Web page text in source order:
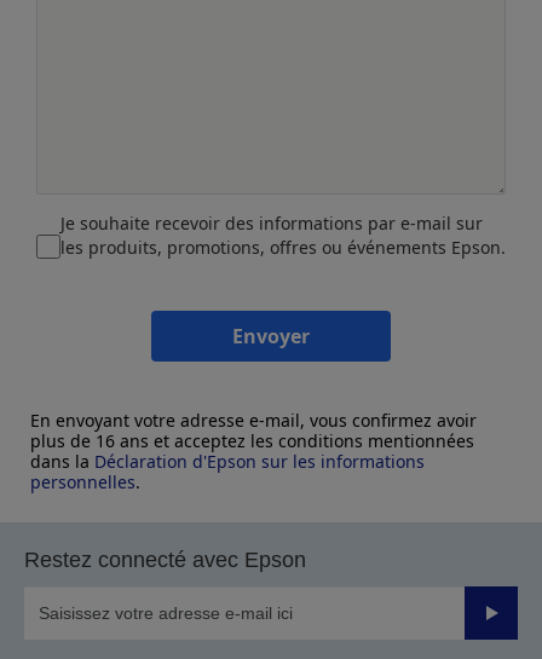
Je souhaite recevoir des informations par e-mail sur
les produits, promotions, offres ou événements Epson.
Envoyer
En envoyant votre adresse e-mail, vous confirmez avoir
plus de 16 ans et acceptez les conditions mentionnées
dans la Déclaration d'Epson sur les informations
personnelles.
Restez connecté avec Epson
Valider